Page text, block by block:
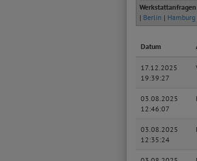
| Berlin | Hamburg
Datum
17.12.2025
19:39:27
03.08.2025
12:46:07
03.08.2025
12:35:24